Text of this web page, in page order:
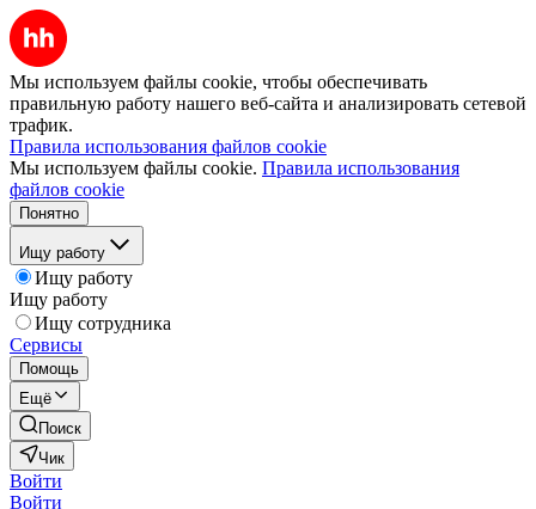
Мы используем файлы cookie, чтобы обеспечивать
правильную работу нашего веб-сайта и анализировать сетевой
трафик.
Правила использования файлов cookie
Мы используем файлы cookie. Правила использования
файлов cookie
Понятно
Ищу работу
Ищу работу
Ищу работу
Ищу сотрудника
Сервисы
Помощь
Ещё
Поиск
Чик
Войти
Войти